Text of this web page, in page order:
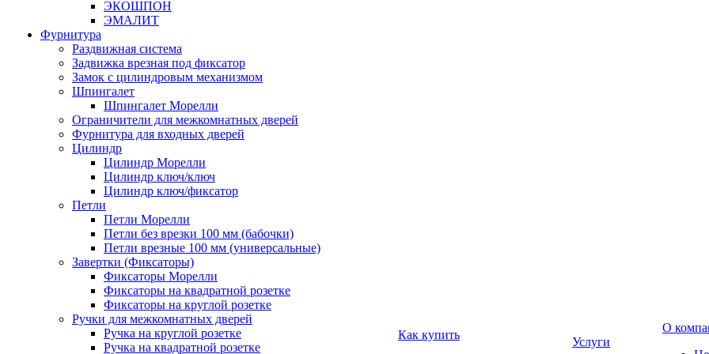
ЭКОШПОН
ЭМАЛИТ
Фурнитура
Раздвижная система
Задвижка врезная под фиксатор
Замок с цилиндровым механизмом
Шпингалет
Шпингалет Морелли
Ограничители для межкомнатных дверей
Фурнитура для входных дверей
Цилиндр
Цилиндр Морелли
Цилиндр ключ/ключ
Цилиндр ключ/фиксатор
Петли
Петли Морелли
Петли без врезки 100 мм (бабочки)
Петли врезные 100 мм (универсальные)
Завертки (Фиксаторы)
Фиксаторы Морелли
Фиксаторы на квадратной розетке
Фиксаторы на круглой розетке
Ручки для межкомнатных дверей
Ручка на круглой розетке
Ручка на квадратной розетке
Как купить
Услуги
О